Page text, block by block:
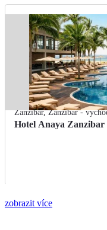
Zanzibar,Zanzibar -
Hotel Anaya Zanzibar
zobrazit více